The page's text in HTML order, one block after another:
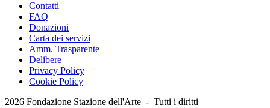
Contatti
FAQ
Donazioni
Carta dei servizi
Amm. Trasparente
Delibere
Privacy Policy
Cookie Policy
2026 Fondazione Stazione dell'Arte - Tutti i diritti